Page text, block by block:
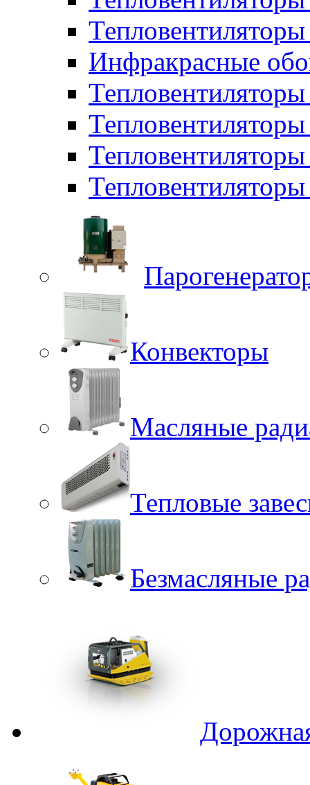
Тепловентиляторы
Инфракрасные
Конвекторы
Масляные
Тепловые
Безмасляные